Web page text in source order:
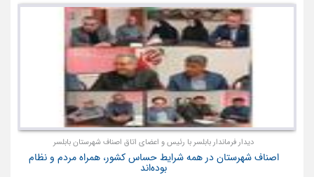
دیدار فرماندار بابلسر با رئیس و اعضای اتاق اصناف شهرستان بابلسر
اصناف شهرستان در همه شرایط حساس کشور، همراه مردم و نظام
بوده‌اند